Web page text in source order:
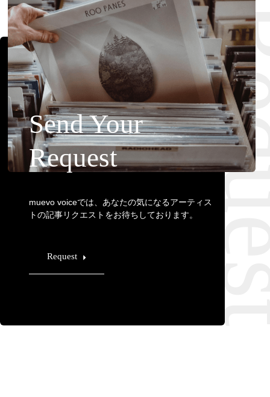
Send Your
Request
muevo voiceでは、あなたの気になるアーティス
トの記事リクエストをお待ちしております。
Request